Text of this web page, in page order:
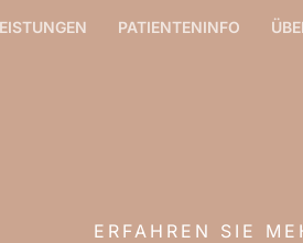
PATIENTENINFO
ERFAHREN SIE